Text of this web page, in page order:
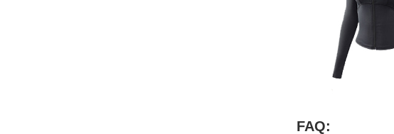
FAQ: